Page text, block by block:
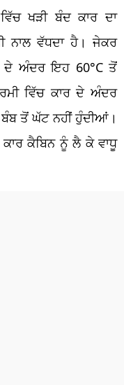
ਖੜੀ ਬੰਦ ਕਾਰ ਦਾ
ਨਾਲ ਵੱਧਦਾ ਹੈ। ਜੇਕਰ
ਦੇ ਅੰਦਰ ਇਹ 60°C ਤੋਂ
ਵਿੱਚ ਕਾਰ ਦੇ ਅੰਦਰ
ਤੋਂ ਘੱਟ ਨਹੀਂ ਹੁੰਦੀਆਂ।
ਕੈਬਿਨ ਨੂੰ ਲੈ ਕੇ ਵਾਧੂ